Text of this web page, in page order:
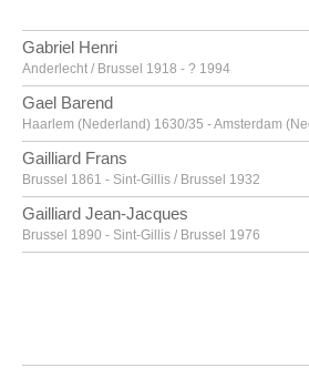
Gabriel Henri
Anderlecht / Brussel 1918 - ? 1994
Gael Barend
Haarlem (Nederland) 1630/35 - Amsterdam
Gailliard Frans
Brussel 1861 - Sint-Gillis / Brussel 1932
Gailliard Jean-Jacques
Brussel 1890 - Sint-Gillis / Brussel 1976